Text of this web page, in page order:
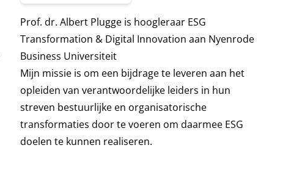
Prof. dr. Albert Plugge is hoogleraar ESG
Transformation & Digital Innovation aan Nyenrode
Business Universiteit
Mijn missie is om een bijdrage te leveren aan het
opleiden van verantwoordelijke leiders in hun
streven bestuurlijke en organisatorische
transformaties door te voeren om daarmee ESG
doelen te kunnen realiseren.